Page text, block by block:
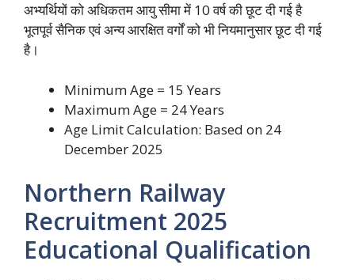
अभ्यर्थियों को अधिकतम आयु सीमा में 10 वर्ष की छूट दी गई है
भूतपूर्व सैनिक एवं अन्य आरक्षित वर्गों को भी नियमानुसार छूट दी गई
है।
Minimum Age = 15 Years
Maximum Age = 24 Years
Age Limit Calculation: Based on 24
December 2025
Northern Railway
Recruitment 2025
Educational Qualification